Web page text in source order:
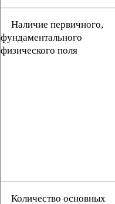
Наличие первичного,
фундаментального
физического поля
Количество основных